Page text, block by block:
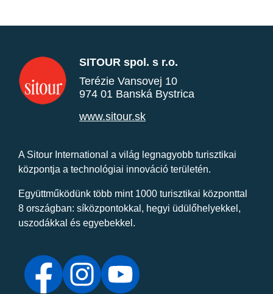
SITOUR spol. s r.o.
Terézie Vansovej 10
974 01 Banská Bystrica
www.sitour.sk
A Sitour International a világ legnagyobb turisztikai
központja a technológiai innováció területén.
Együttműködünk több mint 1000 turisztikai központtal
8 országban: síközpontokkal, hegyi üdülőhelyekkel,
uszodákkal és egyebekkel.